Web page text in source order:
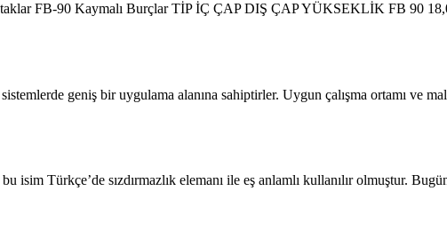
FB-90 Kaymalı Burçlar TİP İÇ ÇAP DIŞ ÇAP YÜKSEKLİK FB 90
geniş bir uygulama alanına sahiptirler. Uygun çalışma ortamı ve
isim Türkçe’de sızdırmazlık elemanı ile eş anlamlı kullanılır olmuştur.